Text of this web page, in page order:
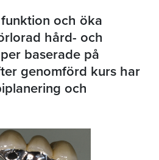
och öka
hård- och
baserade på
genomförd kurs har
och